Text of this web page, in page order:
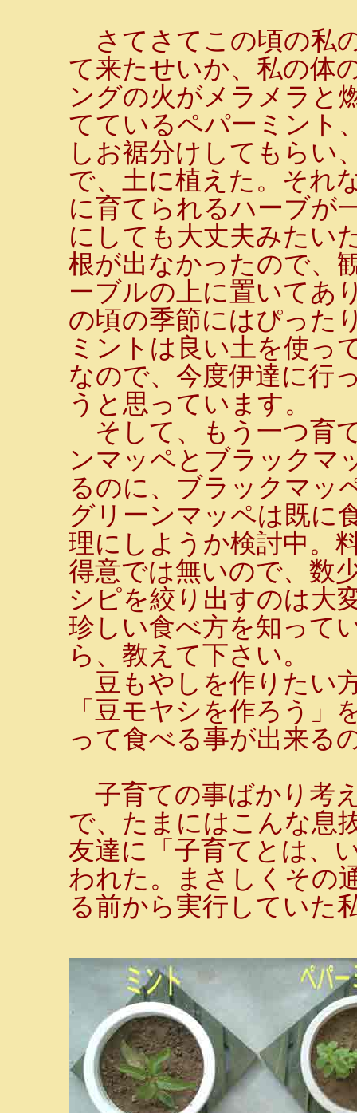
さてさてこの頃の私
て来たせいか、私の体
ングの火がメラメラと
てているペパーミント
しお裾分けしてもらい
で、土に植えた。それ
に育てられるハーブが
にしても大丈夫みたい
根が出なかったので、
ーブルの上に置いてあ
の頃の季節にはぴった
ミントは良い土を使っ
なので、今度伊達に行
うと思っています。
そして、もう一つ育
ンマッペとブラックマ
るのに、ブラックマッ
グリーンマッペは既に
理にしようか検討中。
得意では無いので、数
シピを絞り出すのは大
珍しい食べ方を知って
ら、教えて下さい。
豆もやしを作りたい
「豆モヤシを作ろう」
って食べる事が出来る
子育ての事ばかり考
で、たまにはこんな息
友達に「子育てとは、
われた。まさしくその
る前から実行していた